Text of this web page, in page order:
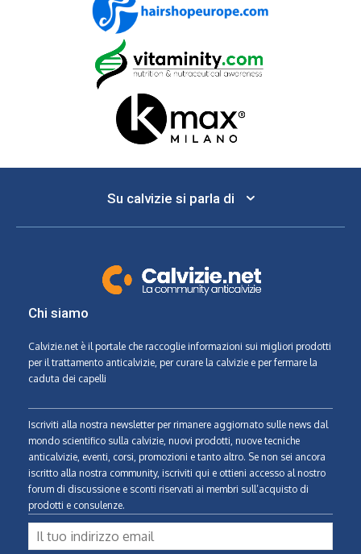
Su calvizie si parla di
Chi siamo
Calvizie.net è il portale che raccoglie informazioni sui migliori prodotti
per il trattamento anticalvizie, per curare la calvizie e per fermare la
caduta dei capelli
Iscriviti alla nostra newsletter per rimanere aggiornato sulle news dal
mondo scientifico sulla calvizie, nuovi prodotti, nuove tecniche
anticalvizie, eventi, corsi, promozioni e tanto altro. Se non sei ancora
iscritto alla nostra community, iscriviti qui e ottieni accesso al nostro
forum di discussione e sconti riservati ai membri sull’acquisto di
prodotti e consulenze.